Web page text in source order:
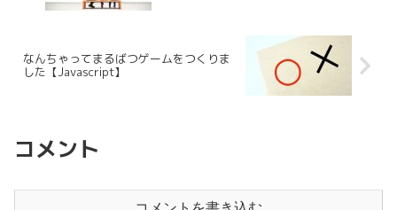
なんちゃってまるばつゲームをつくりま
した【Javascript】
コメント